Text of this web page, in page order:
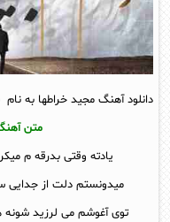
دانلود آهنگ مجید خراطها به
متن
یادته وقتی بدرقه م
میدونستم دلت از جدایی
توی آغوشم می لرزید